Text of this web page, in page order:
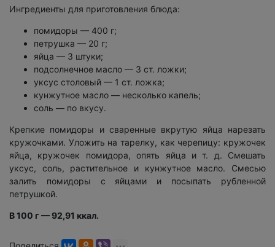
Ингредиенты для приготовления блюда:
помидоры — 400 г;
петрушка — 20 г;
яйца — 3 штуки;
подсолнечное масло — 3 ст. ложки;
уксус столовый — 1 ст. ложка;
кунжутное масло — несколько капель;
соль — по вкусу.
Крепкие помидоры и сваренные вкрутую яйца нарезать
кружочками. Уложить на тарелку, как черепицу: кружочек
яйца, кружочек помидора, опять яйца и т. д. Смешать
уксус, соль, растительное и кунжутное масло. Смесью
залить помидоры с яйцами и посыпать рубленной
петрушкой.
В 100 г — 92,91 ккал.